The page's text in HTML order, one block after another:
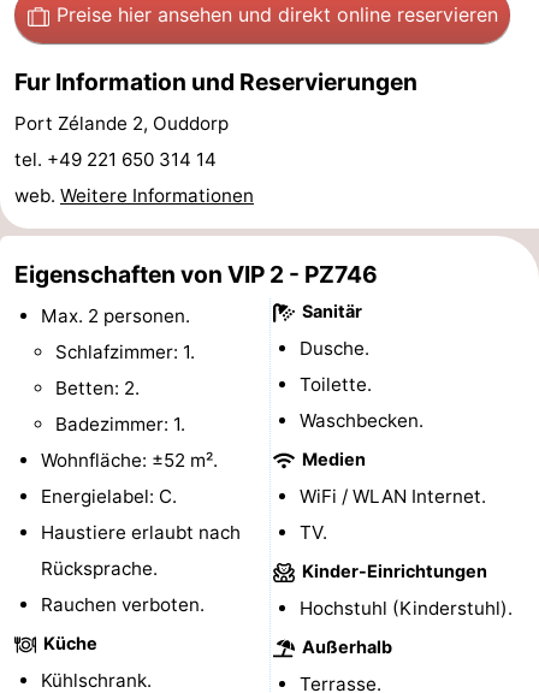
Kust
Zonnedorp
-
’t
Hof
van
Haamstede
Hotels
Zimmer
(mit
Frühstück)
Lastminutes
Strand
Sehen
Denkmäler
-
Kirchen
Mühlen
-
Preise hier ansehen und direkt online reservieren
Fur Information und Reservierungen
Port Zélande 2, Ouddorp
tel. +49 221 650 314 14
web. Weitere Informationen
Eigenschaften von VIP 2 - PZ746
Max. 2 personen.
Schlafzimmer: 1.
Betten: 2.
Badezimmer: 1.
Wohnfläche: ±52 m².
Energielabel: C.
Haustiere erlaubt nach
Rücksprache.
Rauchen verboten.
Küche
Kühlschrank.
Sanitär
Dusche.
Toilette.
Waschbecken.
Medien
WiFi / WLAN Internet.
TV.
Kinder-Einrichtungen
Hochstuhl (Kinderstuhl).
Außerhalb
Terrasse.